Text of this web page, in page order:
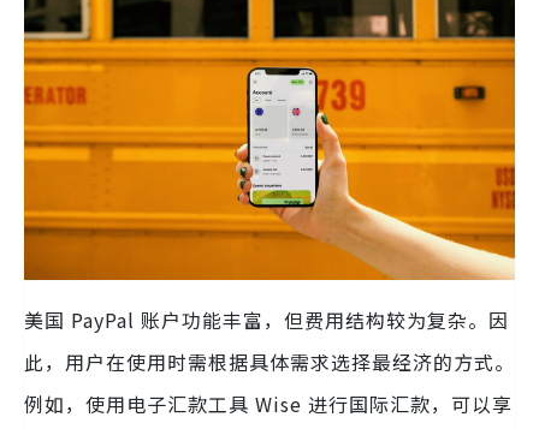
美国 PayPal 账户功能丰富，但费用结构较为复杂。因
此，用户在使用时需根据具体需求选择最经济的方式。
例如，使用电子汇款工具 Wise 进行国际汇款，可以享